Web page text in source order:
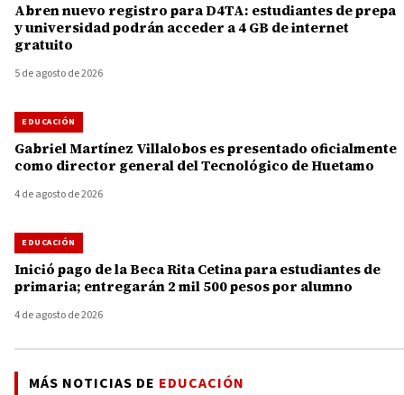
Abren nuevo registro para D4TA: estudiantes de prepa
y universidad podrán acceder a 4 GB de internet
gratuito
5 de agosto de 2026
EDUCACIÓN
Gabriel Martínez Villalobos es presentado oficialmente
como director general del Tecnológico de Huetamo
4 de agosto de 2026
EDUCACIÓN
Inició pago de la Beca Rita Cetina para estudiantes de
primaria; entregarán 2 mil 500 pesos por alumno
4 de agosto de 2026
MÁS NOTICIAS DE EDUCACIÓN